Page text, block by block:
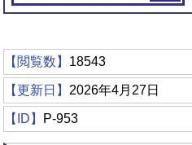
【閲覧数】 18543
【更新日】 2026年4月27日
【ID】 P-953